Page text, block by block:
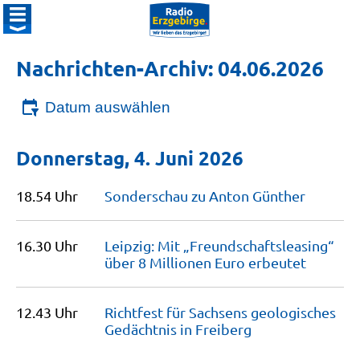
Nachrichten-Archiv: 04.06.2026
Datum auswählen
Donnerstag, 4. Juni 2026
18.54 Uhr Sonderschau zu Anton Günther
16.30 Uhr
Leipzig: Mit „Freundschaftsleasing“
über 8 Millionen Euro erbeutet
12.43 Uhr
Richtfest für Sachsens geologisches
Gedächtnis in Freiberg